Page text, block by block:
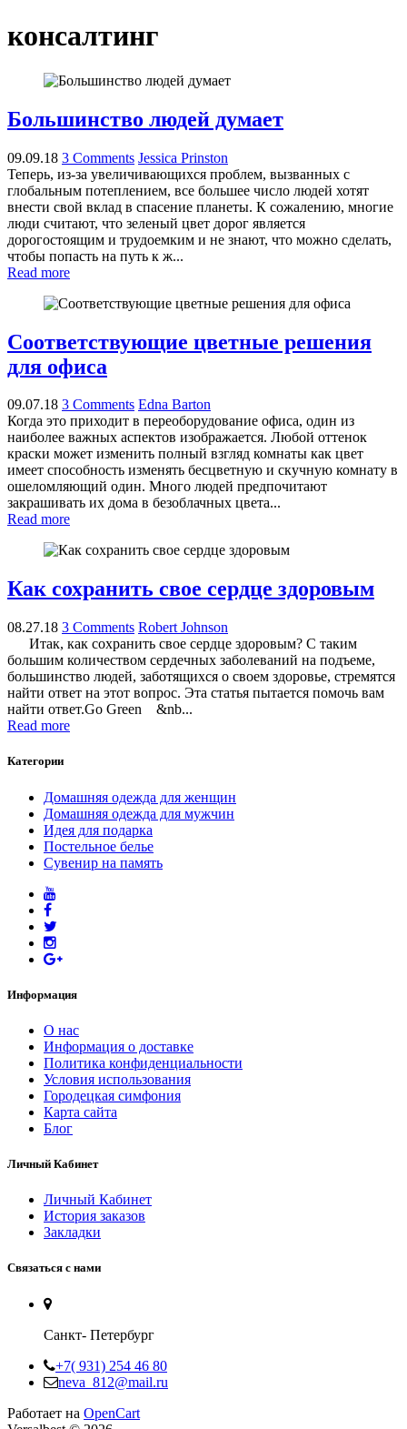
консалтинг
Большинство людей думает
09.09.18 3 Comments Jessica Prinston
Теперь, из-за увеличивающихся проблем, вызванных с
глобальным потеплением, все большее число людей хотят
внести свой вклад в спасение планеты. К сожалению, многие
люди считают, что зеленый цвет дорог является
дорогостоящим и трудоемким и не знают, что можно сделать,
чтобы попасть на путь к ж...
Read more
Соответствующие цветные решения
для офиса
09.07.18 3 Comments Edna Barton
Когда это приходит в переоборудование офиса, один из
наиболее важных аспектов изображается. Любой оттенок
краски может изменить полный взгляд комнаты как цвет
имеет способность изменять бесцветную и скучную комнату в
ошеломляющий один. Много людей предпочитают
закрашивать их дома в безоблачных цвета...
Read more
Как сохранить свое сердце здоровым
08.27.18 3 Comments Robert Johnson
Итак, как сохранить свое сердце здоровым? С таким
большим количеством сердечных заболеваний на подъеме,
большинство людей, заботящихся о своем здоровье, стремятся
найти ответ на этот вопрос. Эта статья пытается помочь вам
найти ответ.Go Green &nb...
Read more
Категории
Домашняя одежда для женщин
Домашняя одежда для мужчин
Идея для подарка
Постельное белье
Сувенир на память
Информация
O нас
Информация о доставке
Политика конфиденциальности
Условия использования
Городецкая симфония
Карта сайта
Блог
Личный Кабинет
Личный Кабинет
История заказов
Закладки
Связаться с нами
Санкт- Петербург
+7( 931) 254 46 80
neva_812@mail.ru
Работает на OpenCart